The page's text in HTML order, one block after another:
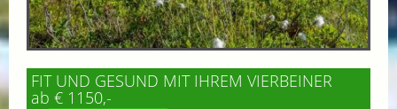
FIT UND GESUND MIT IHREM VIERBEINER
ab € 1150,-